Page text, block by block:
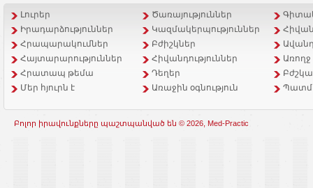
Լուրեր Ծառայություններ
Իրադարձություններ
Կազմակերպություններ
Հրապարակումներ
Բժիշկներ
Հայտարարություններ
Հիվանդություններ
Հրատապ թեմա
Դեղեր
Մեր հյուրն է
Առաջին օգնություն
Բոլոր իրավունքները պաշտպանված են © 2026, Med-Practic